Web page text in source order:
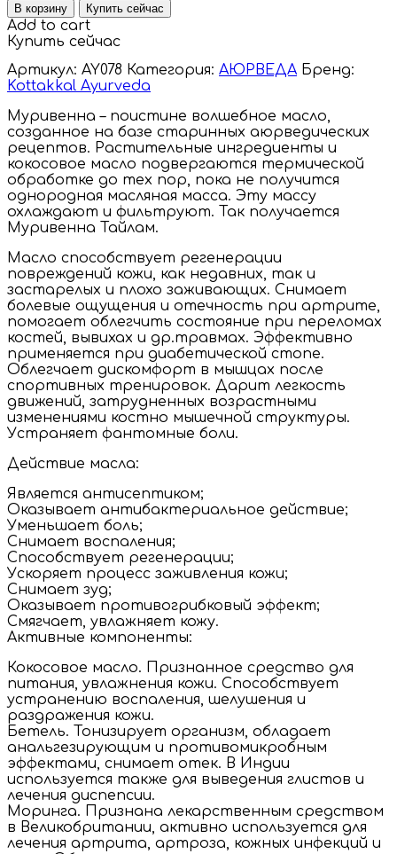
В корзину Купить сейчас
Add to cart
Купить сейчас
Артикул: AY078 Категория: АЮРВЕДА Бренд:
Kottakkal Ayurveda
Муривенна – поистине волшебное масло,
созданное на базе старинных аюрведических
рецептов. Растительные ингредиенты и
кокосовое масло подвергаются термической
обработке до тех пор, пока не получится
однородная масляная масса. Эту массу
охлаждают и фильтруют. Так получается
Муривенна Тайлам.
Масло способствует регенерации
повреждений кожи, как недавних, так и
застарелых и плохо заживающих. Снимает
болевые ощущения и отечность при артрите,
помогает облегчить состояние при переломах
костей, вывихах и др.травмах. Эффективно
применяется при диабетической стопе.
Облегчает дискомфорт в мышцах после
спортивных тренировок. Дарит легкость
движений, затрудненных возрастными
изменениями костно мышечной структуры.
Устраняет фантомные боли.
Действие масла:
Является антисептиком;
Оказывает антибактериальное действие;
Уменьшает боль;
Снимает воспаления;
Способствует регенерации;
Ускоряет процесс заживления кожи;
Снимает зуд;
Оказывает противогрибковый эффект;
Смягчает, увлажняет кожу.
Активные компоненты:
Кокосовое масло. Признанное средство для
питания, увлажнения кожи. Способствует
устранению воспаления, шелушения и
раздражения кожи.
Бетель. Тонизирует организм, обладает
анальгезирующим и противомикробным
эффектами, снимает отек. В Индии
используется также для выведения глистов и
лечения диспепсии.
Моринга. Признана лекарственным средством
в Великобритании, активно используется для
лечения артрита, артроза, кожных инфекций и